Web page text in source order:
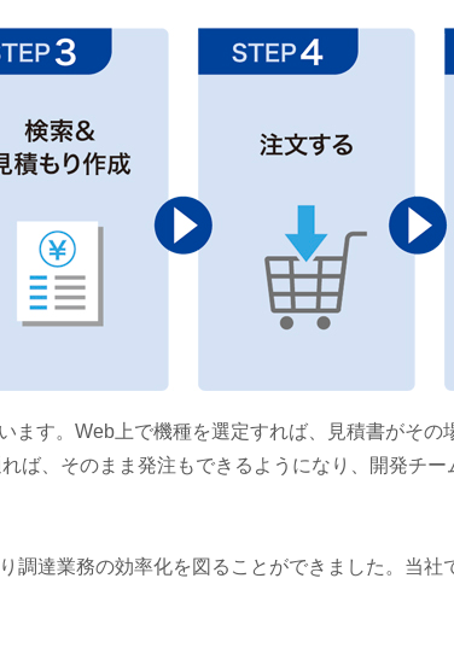
ます。Web上で機種を選定すれば、見積書がそ
ば、そのまま発注もできるようになり、開発チ
調達業務の効率化を図ることができました。当